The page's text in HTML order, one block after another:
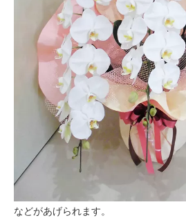
などがあげられます。